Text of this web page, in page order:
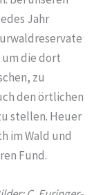
Jahr
die dort
zu
den örtlichen
stellen. Heuer
im Wald und
Fund.